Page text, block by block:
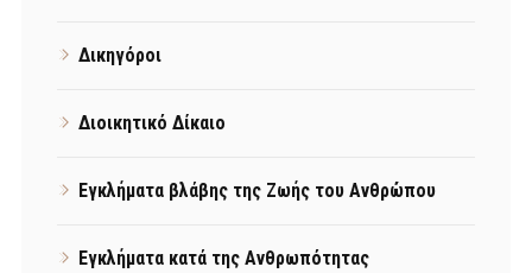
Δικηγόροι
Διοικητικό Δίκαιο
Εγκλήματα βλάβης της Ζωής του Ανθρώπου
Εγκλήματα κατά της Ανθρωπότητας